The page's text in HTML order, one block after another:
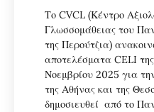
Το CVCL (Κέντρο
Γλωσσομάθειας του
της Περούτζια)
αποτελέσματα CELI
Νοεμβρίου 2025 για
της Αθήνας και της
δημοσιευθεί από το